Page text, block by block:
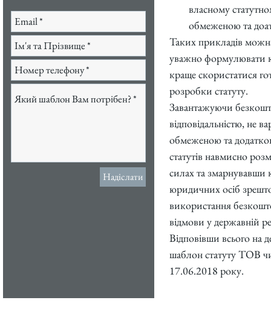
Надіслати
власному
обмеженою та
Таких прикладів
уважно формулювати
краще скористатися
розробки статуту.
Завантажуючи
відповідальністю, не
обмеженою та
статутів навмисно
силах та змарнувавши
юридичних осіб
використання
відмови у державній
Відповівши всього на
шаблон статуту ТОВ
17.06.2018 року.